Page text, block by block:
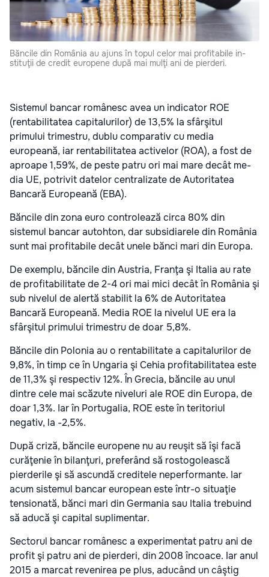
Băncile din România au ajuns în topul celor mai profitabile in­
stituţii de credit europene după mai mulţi ani de pierderi.
Sistemul bancar românesc avea un indicator ROE
(rentabilitatea capitalurilor) de 13,5% la sfârşitul
primului trimestru, du­blu com­parativ cu media
europeană, iar renta­bili­tatea activelor (ROA), a fost de
aproape 1,59%, de peste patru ori mai mare decât me­
dia UE, potrivit datelor cen­tralizate de Autoritatea
Bancară Euro­peană (EBA).
Băncile din zona euro controlează circa 80% din
sistemul bancar autohton, dar subsidiarele din România
sunt mai profitabile decât unele bănci mari din Europa.
De exemplu, băncile din Austria, Franţa şi Italia au rate
de profitabilitate de 2-4 ori mai mici decât în România şi
sub nivelul de alertă sta­bilit la 6% de Autoritatea
Bancară Euro­pea­nă. Media ROE la nivelul UE era la
sfârşitul primului trimestru de doar 5,8%.
Băncile din Polonia au o rentabilitate a capitalurilor de
9,8%, în timp ce în Ungaria şi Cehia profitabilitatea este
de 11,3% şi respectiv 12%. În Grecia, băncile au unul
dintre cele mai scăzute niveluri ale ROE din Europa, de
doar 1,3%. Iar în Portugalia, ROE este în teritoriul
negativ, la -2,5%.
După criză, băncile europene nu au reuşit să îşi facă
curăţenie în bilanţuri, preferând să rostogolească
pierderile şi să ascundă cre­dite­le neperformante. Iar
acum sistemul bancar european este într-o situaţie
tensio­nată, bănci mari din Germania sau Italia trebuind
să aducă şi capital suplimentar.
Sectorul bancar româ­nesc a experimentat patru ani de
profit şi patru ani de pierderi, din 2008 încoace. Iar anul
2015 a marcat revenirea pe plus, aducând un câştig